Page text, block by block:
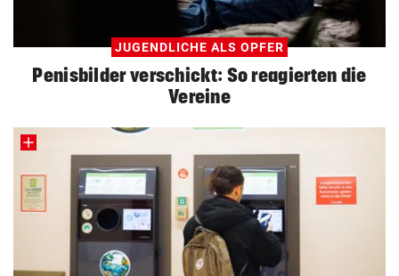
JUGENDLICHE ALS OPFER
Penisbilder verschickt: So reagierten die
Vereine